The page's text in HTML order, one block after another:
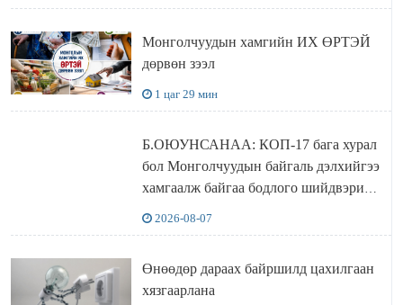
Монголчуудын хамгийн ИХ ӨРТЭЙ
дөрвөн зээл
1 цаг 29 мин
Б.ОЮУНСАНАА: КОП-17 бага хурал
бол Монголчуудын байгаль дэлхийгээ
хамгаалж байгаа бодлого шийдвэрийг
2026-08-07
Өнөөдөр дараах байршилд цахилгаан
хязгаарлана